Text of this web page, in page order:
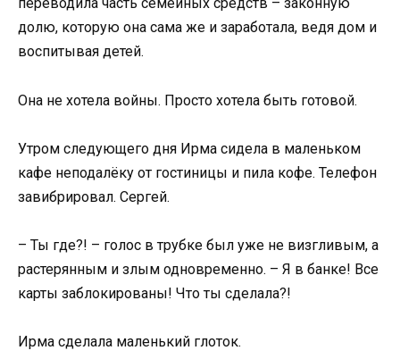
переводила часть семейных средств – законную
долю, которую она сама же и заработала, ведя дом и
воспитывая детей.
Она не хотела войны. Просто хотела быть готовой.
Утром следующего дня Ирма сидела в маленьком
кафе неподалёку от гостиницы и пила кофе. Телефон
завибрировал. Сергей.
– Ты где?! – голос в трубке был уже не визгливым, а
растерянным и злым одновременно. – Я в банке! Все
карты заблокированы! Что ты сделала?!
Ирма сделала маленький глоток.